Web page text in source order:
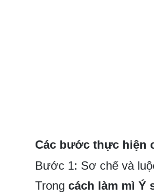
Các bước thực hiện
Bước 1: Sơ chế và
Trong cách làm mì Ý